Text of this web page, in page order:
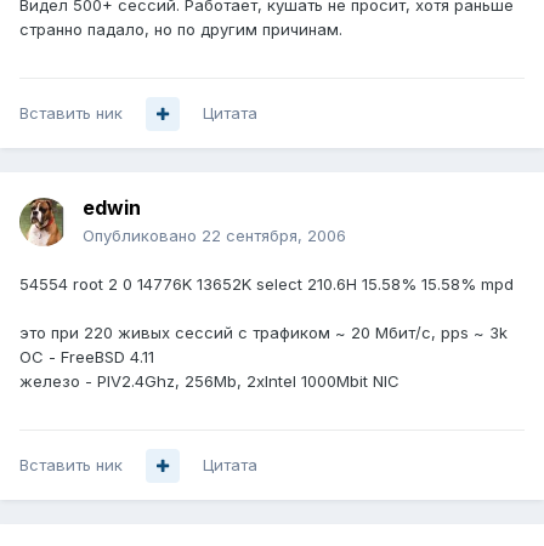
Видел 500+ сессий. Работает, кушать не просит, хотя раньше
странно падало, но по другим причинам.
Вставить ник Цитата
edwin
Опубликовано 22 сентября, 2006
54554 root 2 0 14776K 13652K select 210.6H 15.58% 15.58% mpd
это при 220 живых сессий с трафиком ~ 20 Мбит/с, pps ~ 3k
ОС - FreeBSD 4.11
железо - PIV2.4Ghz, 256Mb, 2xIntel 1000Mbit NIC
Вставить ник Цитата